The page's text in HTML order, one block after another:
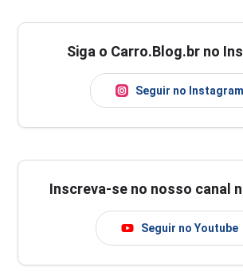
Siga o Carro.Blog.br no
Seguir no Instagram
Inscreva-se no nosso canal
Seguir no Youtube